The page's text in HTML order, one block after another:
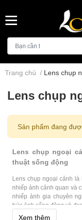
Trang chủ / Lens chụp
Lens chụp
Sản phẩm đang
Lens chụp ngoại
thuật sống động
Lens chụp ngoại cảnh
nhiếp ảnh cảnh quan và
nhiếp ảnh gia chuyên
bức ảnh sống động và
và đô thị.
Xem thêm